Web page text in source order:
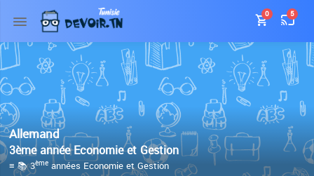
0 5
Allemand
3ème année Economie et Gestion
≡ 📚 3ème années Economie et Gestion